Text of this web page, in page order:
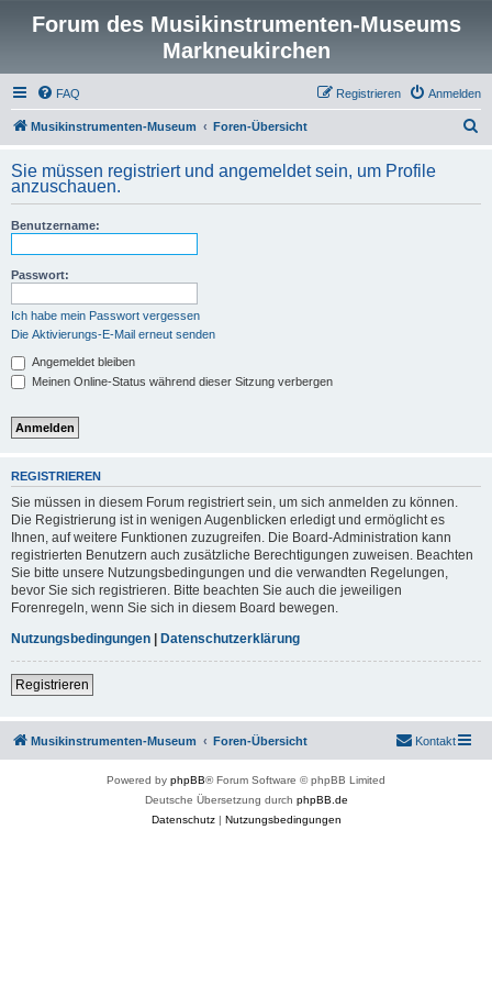
Forum des Musikinstrumenten-Museums
Markneukirchen
FAQ Anmelden
Registrieren
Musikinstrumenten-Museum Foren-Übersicht
h
Sie müssen registriert und angemeldet sein, um Profile
anzuschauen.
Benutzername:
Passwort:
Ich habe mein Passwort vergessen
Die Aktivierungs-E-Mail erneut senden
Angemeldet bleiben
Meinen Online-Status während dieser Sitzung verbergen
REGISTRIEREN
Sie müssen in diesem Forum registriert sein, um sich anmelden zu können.
Die Registrierung ist in wenigen Augenblicken erledigt und ermöglicht es
Ihnen, auf weitere Funktionen zuzugreifen. Die Board-Administration kann
registrierten Benutzern auch zusätzliche Berechtigungen zuweisen. Beachten
Sie bitte unsere Nutzungsbedingungen und die verwandten Regelungen,
bevor Sie sich registrieren. Bitte beachten Sie auch die jeweiligen
Forenregeln, wenn Sie sich in diesem Board bewegen.
Nutzungsbedingungen | Datenschutzerklärung
Registrieren
Musikinstrumenten-Museum Foren-Übersicht Kontakt
Powered by phpBB® Forum Software © phpBB Limited
Deutsche Übersetzung durch phpBB.de
Datenschutz| Nutzungsbedingungen